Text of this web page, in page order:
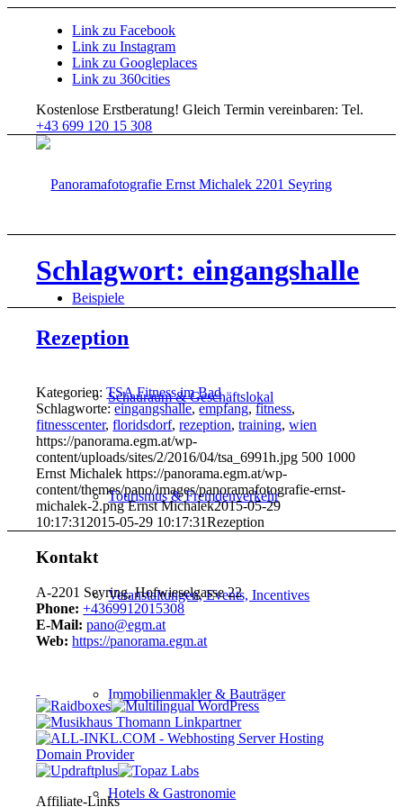
Link zu Facebook
Link zu Instagram
Link zu Googleplaces
Link zu 360cities
Kostenlose Erstberatung! Gleich Termin vereinbaren: Tel.
+43 699 120 15 308
Beispiele
Schauraum & Geschäftslokal
Tourismus & Fremdenverkehr
Veranstaltungen, Events, Incentives
Immobilienmakler & Bauträger
Hotels & Gastronomie
Schlagwort: eingangshalle
Rezeption
Kategorien:TSA Fitness im Bad
Schlagworte:eingangshalle,empfang,fitness,
fitnesscenter,floridsdorf,rezeption,training,wien
https://panorama.egm.at/wp-
content/uploads/sites/2/2016/04/tsa_6991h.jpg 500 1000
Ernst Michalek https://panorama.egm.at/wp-
content/themes/pano/images/panoramafotografie-ernst-
michalek-2.png Ernst Michalek2015-05-29
10:17:31 2015-05-29 10:17:31Rezeption
Kontakt
A-2201 Seyring, Hofwieselgasse 22
Phone: +4369912015308
E-Mail: pano@egm.at
Web: https://panorama.egm.at
Affiliate-Links